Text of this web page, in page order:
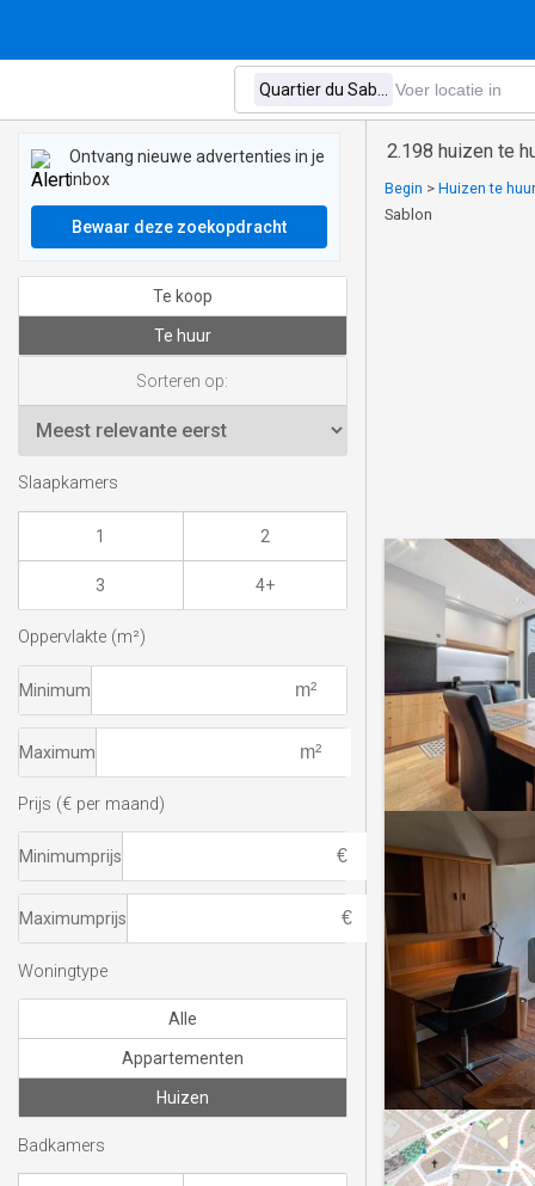
2.198 huizen te
Begin > Huizen te
Sablon
Ontvang nieuwe advertenties in je
inbox
Bewaar deze zoekopdracht
Te koop
Te huur
Sorteren op:
Slaapkamers
1 2
3 4+
Oppervlakte (m²)
Minimum
Maximum
Prijs (€ per maand)
Minimumprijs
Maximumprijs
Woningtype
Alle
Appartementen
Huizen
Badkamers